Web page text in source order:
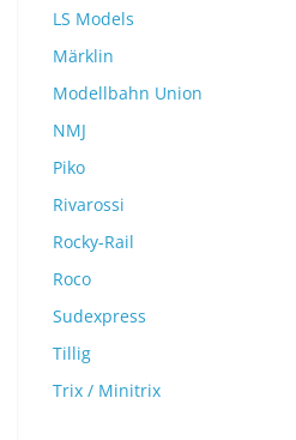
LS Models
Märklin
Modellbahn Union
NMJ
Piko
Rivarossi
Rocky-Rail
Roco
Sudexpress
Tillig
Trix / Minitrix